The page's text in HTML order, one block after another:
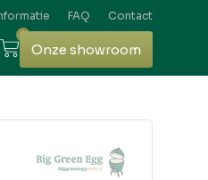
FAQ Contact
0
Onze showroom